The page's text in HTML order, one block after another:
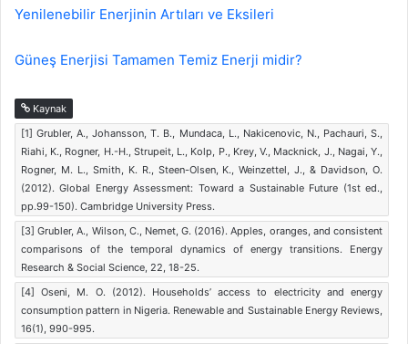
Yenilenebilir Enerjinin Artıları ve Eksileri
Güneş Enerjisi Tamamen Temiz Enerji midir?
Kaynak
[1] Grubler, A., Johansson, T. B., Mundaca, L., Nakicenovic, N., Pachauri, S.,
Riahi, K., Rogner, H.-H., Strupeit, L., Kolp, P., Krey, V., Macknick, J., Nagai, Y.,
Rogner, M. L., Smith, K. R., Steen-Olsen, K., Weinzettel, J., & Davidson, O.
(2012). Global Energy Assessment: Toward a Sustainable Future (1st ed.,
pp.99-150). Cambridge University Press.
[3] Grubler, A., Wilson, C., Nemet, G. (2016). Apples, oranges, and consistent
comparisons of the temporal dynamics of energy transitions. Energy
Research & Social Science, 22, 18-25.
[4] Oseni, M. O. (2012). Households’ access to electricity and energy
consumption pattern in Nigeria. Renewable and Sustainable Energy Reviews,
16(1), 990-995.